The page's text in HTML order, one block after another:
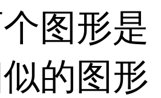
图形是
的图形